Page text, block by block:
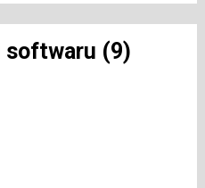
softwaru (9)